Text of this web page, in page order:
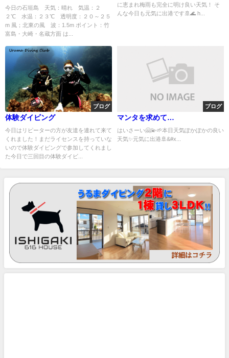
今日の石垣島 天気：晴れ 気温：２
２℃ 水温：２３℃ 透明度：２０～２５
m 風；北東の風 波：1.5m ポイント：竹
富島・大崎・名蔵方面 は...
に恵まれ梅雨も完全に明け良い天気！ そ
んな今日も元気に出港です🚢🌊 h...
ブログ
体験ダイビング
今日はリピーターの方が友達を連れて来て
くれました！まだライセンスを持っていな
いので体験ダイビングで参加してくれまし
た今日で三回目の体験ダイビ...
ブログ
マンタを求めて…
はいさーい🤗💫🌱本日天気ぽかぽかの良い
天気✨元気に出港🚢&#x...